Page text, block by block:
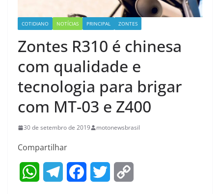
COTIDIANO NOTÍCIAS PRINCIPAL ZONTES
Zontes R310 é chinesa
com qualidade e
tecnologia para brigar
com MT-03 e Z400
30 de setembro de 2019 motonewsbrasil
Compartilhar
W